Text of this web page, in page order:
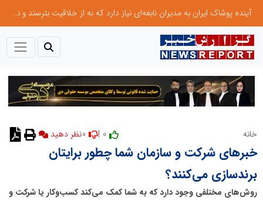
آینده پوشاک ایران به مدیران نابغه‌ای نیاز دارد که نه از خلاقیت بترسند و نه بروکراسی
خانه نظر دهید
خبرهای شرکت و سازمان شما چطور برایتان
برندسازی می‌کنند؟
روش‌های مختلفی وجود دارد که به شما کمک می‌کند کسب‌و‌کار یا شرکت و